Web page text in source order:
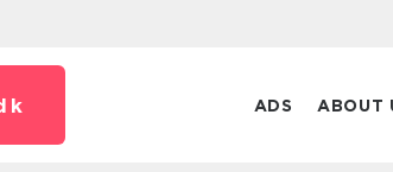
ADS ABOUT